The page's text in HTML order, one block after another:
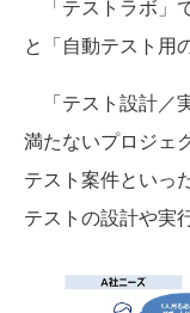
「テストラボ」
と「自動テスト用
「テスト設計／
満たないプロジェ
テスト案件といっ
テストの設計や実